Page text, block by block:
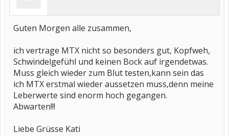
Guten Morgen alle zusammen,
ich vertrage MTX nicht so besonders gut, Kopfweh,
Schwindelgefühl und keinen Bock auf irgendetwas.
Muss gleich wieder zum Blut testen,kann sein das
ich MTX erstmal wieder aussetzen muss,denn meine
Leberwerte sind enorm hoch gegangen.
Abwarten!!!
Liebe Grüsse Kati